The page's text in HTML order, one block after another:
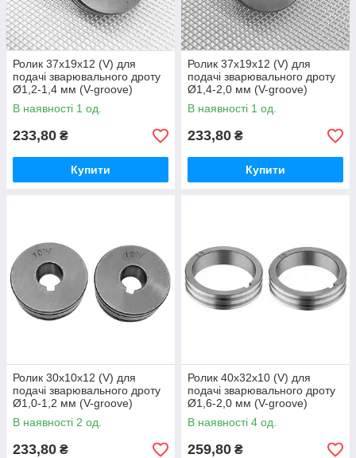
Ролик 37х19х12 (V) для
подачі зварювального дроту
Ø1,2-1,4 мм (V-groove)
В наявності 1 од.
233,80 ₴
Купити
Ролик 37х19х12 (V) для
подачі зварювального дроту
Ø1,4-2,0 мм (V-groove)
В наявності 1 од.
233,80 ₴
Купити
Ролик 30х10х12 (V) для
подачі зварювального дроту
Ø1,0-1,2 мм (V-groove)
В наявності 2 од.
233,80 ₴
Ролик 40х32х10 (V) для
подачі зварювального дроту
Ø1,6-2,0 мм (V-groove)
В наявності 4 од.
259,80 ₴